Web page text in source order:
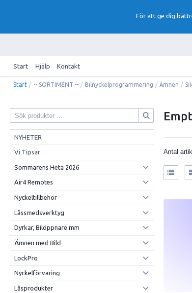
För att ge dig
Start Hjälp Kontakt
Start / -- SORTIMENT -- / Bilnyckelprogrammering / Ämnen /
NYHETER
Vi Tipsar
Sommarens Heta 2026
Air4 Remotes
Nyckeltillbehör
Låssmedsverktyg
Dyrkar, Bilöppnare mm
Ämnen med Bild
LockPro
Nyckelförvaring
Låsprodukter
Antal